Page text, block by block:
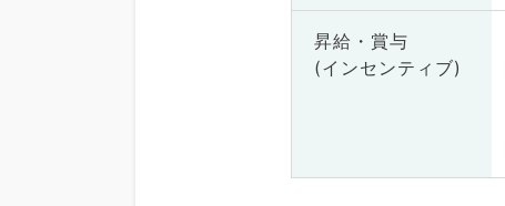
昇給・賞与
(インセンティブ)